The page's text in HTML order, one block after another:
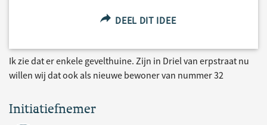
DEEL DIT IDEE
Ik zie dat er enkele gevelthuine. Zijn in Driel van erpstraat nu
willen wij dat ook als nieuwe bewoner van nummer 32
Initiatiefnemer